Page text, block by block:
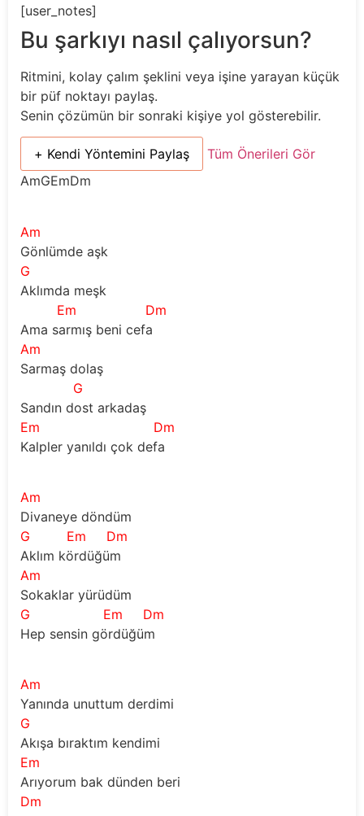
[user_notes]
Bu şarkıyı nasıl çalıyorsun?
Ritmini, kolay çalım şeklini veya işine yarayan küçük
bir püf noktayı paylaş.
Senin çözümün bir sonraki kişiye yol gösterebilir.
+ Kendi Yöntemini Paylaş
Tüm Önerileri Gör
AmGEmDm
Am
Gönlümde aşk
G
Aklımda meşk
Em
Dm
Ama sarmış beni cefa
Am
Sarmaş dolaş
G
Sandın dost arkadaş
Em
Dm
Kalpler yanıldı çok defa
Am
Divaneye döndüm
G
Em
Dm
Aklım kördüğüm
Am
Sokaklar yürüdüm
G
Em
Dm
Hep sensin gördüğüm
Am
Yanında unuttum derdimi
G
Akışa bıraktım kendimi
Em
Arıyorum bak dünden beri
Dm